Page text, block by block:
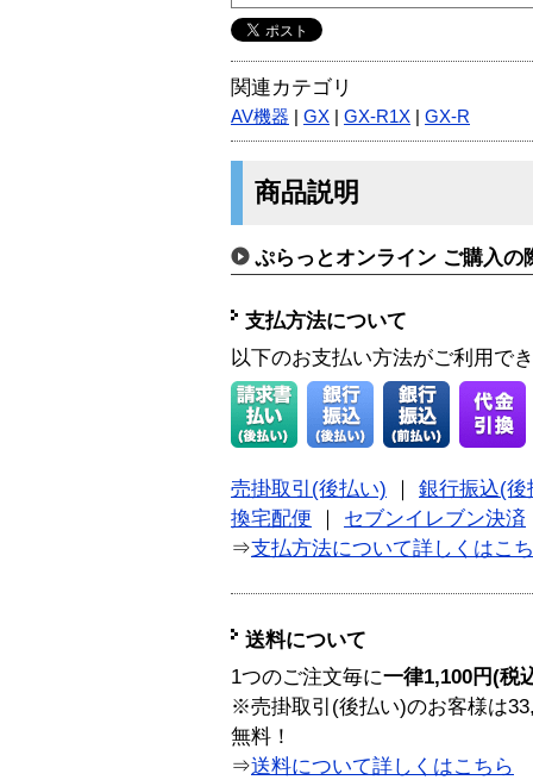
関連カテゴリ
AV機器 GX GX-R1X GX-R
商品説明
ぷらっとオンライン ご購入の
支払方法について
以下のお支払い方法がご利用で
売掛取引(後払い)
銀行振込(後
換宅配便
セブンイレブン決済
⇒支払方法について詳しくはこ
送料について
1つのご注文毎に一律1,100円(税
※売掛取引(後払い)のお客様は
無料！
⇒送料について詳しくはこちら